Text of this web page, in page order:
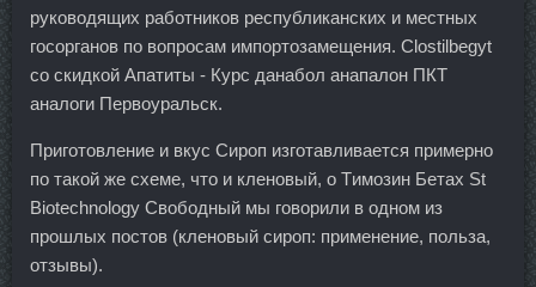
руководящих работников республиканских и местных
госорганов по вопросам импортозамещения. Clostilbegyt
со скидкой Апатиты - Курс данабол анапалон ПКТ
аналоги Первоуральск.
Приготовление и вкус Сироп изготавливается примерно
по такой же схеме, что и кленовый, о Tимозин Бетах St
Biotechnology Свободный мы говорили в одном из
прошлых постов (кленовый сироп: применение, польза,
отзывы).